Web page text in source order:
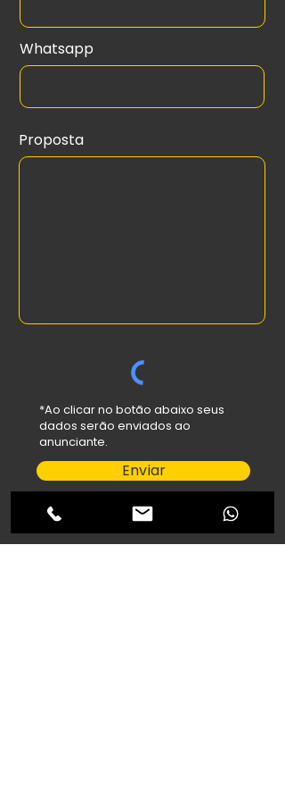
Whatsapp
Proposta
*Ao clicar no botão abaixo seus
dados serão enviados ao
anunciante.
Enviar